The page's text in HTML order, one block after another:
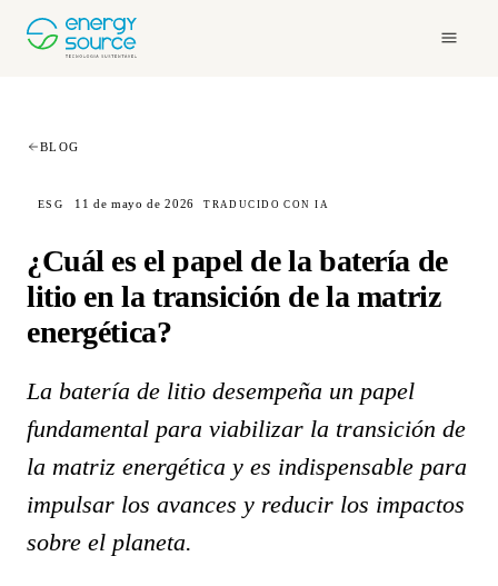
BLOG
ESG 11 de mayo de 2026 TRADUCIDO CON IA
¿Cuál es el papel de la batería de
litio en la transición de la matriz
energética?
La batería de litio desempeña un papel
fundamental para viabilizar la transición de
la matriz energética y es indispensable para
impulsar los avances y reducir los impactos
sobre el planeta.